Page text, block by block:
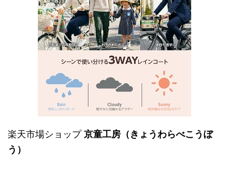
楽天市場ショップ 京童工房（きょうわらべこうぼ
う）